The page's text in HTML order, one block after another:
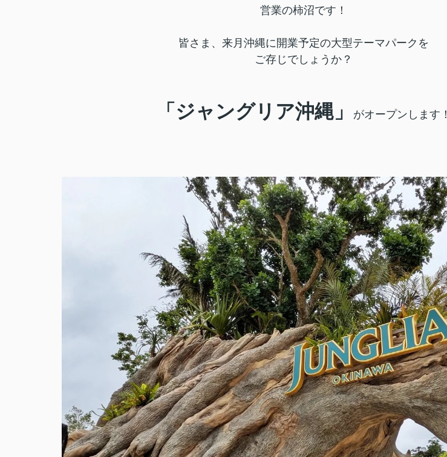
営業の柿沼です！
皆さま、来月沖縄に開業予定の大型テーマパークを
ご存じでしょうか？
「ジャングリア沖縄」 がオープンします！